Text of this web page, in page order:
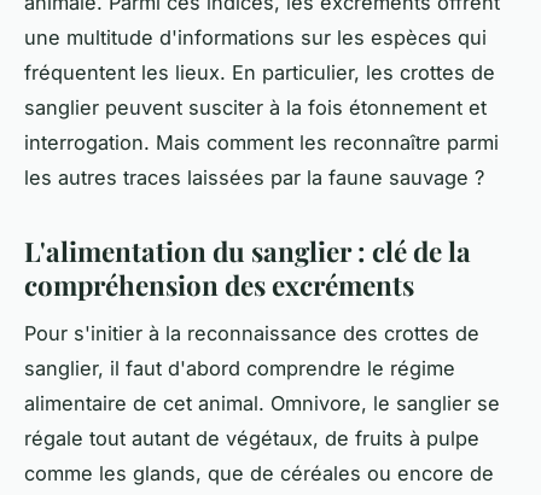
une multitude d'informations sur les espèces qui
fréquentent les lieux. En particulier, les crottes de
sanglier peuvent susciter à la fois étonnement et
interrogation. Mais comment les reconnaître parmi
les autres traces laissées par la faune sauvage ?
L'alimentation du sanglier : clé de la
compréhension des excréments
Pour s'initier à la reconnaissance des crottes de
sanglier, il faut d'abord comprendre le régime
alimentaire de cet animal. Omnivore, le sanglier se
régale tout autant de végétaux, de fruits à pulpe
comme les glands, que de céréales ou encore de